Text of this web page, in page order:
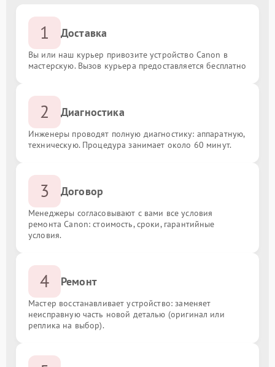
1 Доставка
Вы или наш курьер привозите устройство Canon в
мастерскую. Вызов курьера предоставляется бесплатно
2 Диагностика
Инженеры проводят полную диагностику: аппаратную,
техническую. Процедура занимает около 60 минут.
3 Договор
Менеджеры согласовывают с вами все условия
ремонта Canon: стоимость, сроки, гарантийные
условия.
4 Ремонт
Мастер восстанавливает устройство: заменяет
неисправную часть новой деталью (оригинал или
реплика на выбор).